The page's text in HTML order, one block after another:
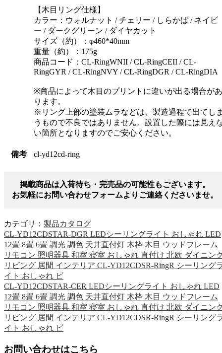
【木目リング仕様】
カラー：ウォルナット / チェリー / しらかば / ネイビ
ー / ダークグリーン / ダイヤカット
サイズ（約）：φ460*40mm
重量（約）：175g
商品コード：CL-RingWNII / CL-RingCEII / CL-
RingGYR / CL-RingNVY / CL-RingDGR / CL-RingDIA
※商品によって木目のプリントに違いが出る場合があ
ります。
※リング上部の塗装ムラなどは、製造過程で出てし
うもので不良ではありません。設置した際には見え
い箇所となりますのでご安心ください。
備考 cl-yd12cd-ring
掲載商品は入荷待ち・完売品の可能性もございます。
お気軽にお問い合わせフォームよりご連絡くださいませ。
カテゴリ： 製品カタログ
CL-YD12CDSTAR-DGR LEDシーリングライト おしゃれ LED
12畳 8畳 6畳 調光 調色 天井直付灯 木枠 木目 ウッドフレーム
リモコン 照明器具 和室 寝室 おしゃれ 直付け 北欧 ダイニン
リビング 居間 インテリア CL-YD12CDSR-RingR シーリング
イト おしゃれ ビ
CL-YD12CDSTAR-CER LEDシーリングライト おしゃれ LED
12畳 8畳 6畳 調光 調色 天井直付灯 木枠 木目 ウッドフレーム
リモコン 照明器具 和室 寝室 おしゃれ 直付け 北欧 ダイニン
リビング 居間 インテリア CL-YD12CDSR-RingR シーリング
イト おしゃれ ビ
お問い合わせはこちら